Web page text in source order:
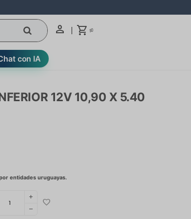
$0
con IA
12V 10,90 X 5.40
add
remove